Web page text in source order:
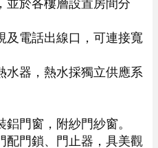
並於各樓層設置房間分
及電話出線口，可連接寬
水器，熱水採獨立供應系
門窗，附紗門紗窗。
配門鎖、門止器，具美觀